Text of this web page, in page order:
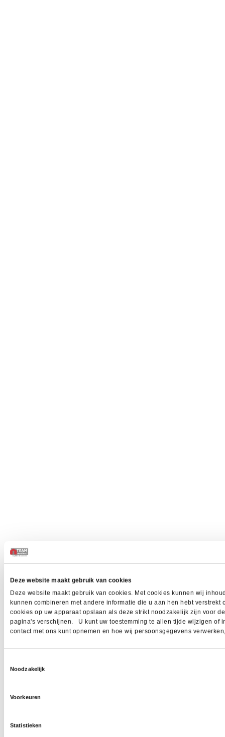
Deze website maakt gebruik van cookies
Deze website maakt gebruik van cookies. Met cookies kunnen wij
kunnen combineren met andere informatie die u aan hen hebt
cookies op uw apparaat opslaan als deze strikt noodzakelijk zijn voor
pagina's verschijnen. U kunt uw toestemming te allen tijde wijzigen of
contact met ons kunt opnemen en hoe wij persoonsgegevens
Noodzakelijk
Voorkeuren
Statistieken